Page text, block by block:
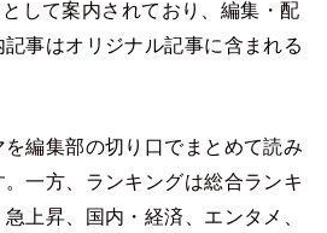
して案内されており、編集・配
事はオリジナル記事に含まれる
編集部の切り口でまとめて読み
一方、ランキングは総合ランキ
上昇、国内・経済、エンタメ、